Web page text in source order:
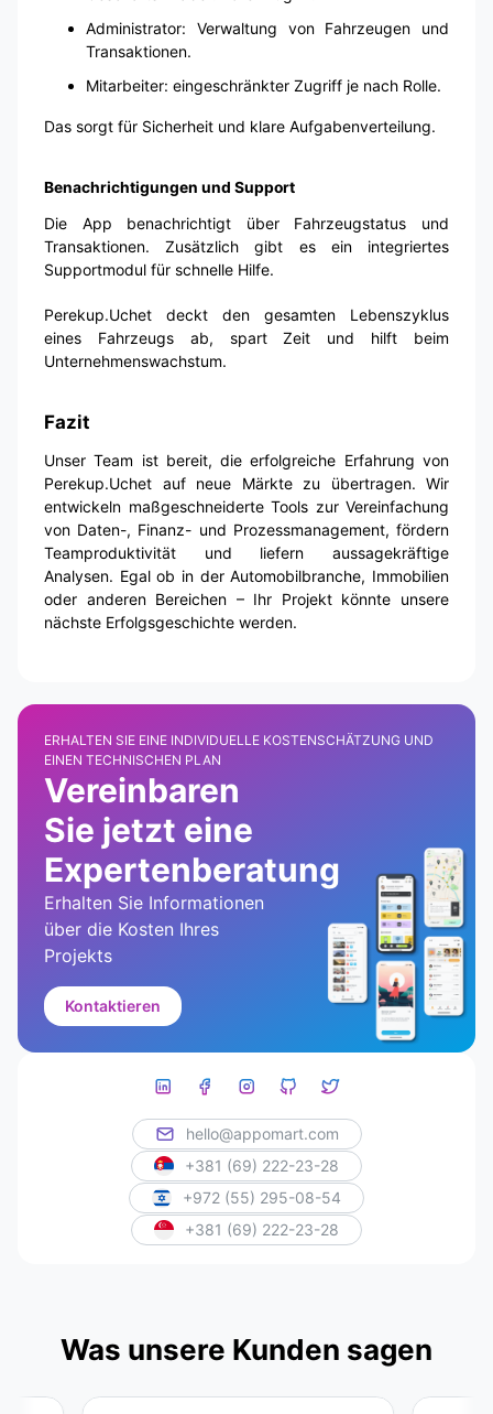
Administrator: Verwaltung von Fahrzeugen und
Transaktionen.
Mitarbeiter: eingeschränkter Zugriff je nach Rolle.
Das sorgt für Sicherheit und klare Aufgabenverteilung.
Benachrichtigungen und Support
Die App benachrichtigt über Fahrzeugstatus und
Transaktionen. Zusätzlich gibt es ein integriertes
Supportmodul für schnelle Hilfe.
Perekup.Uchet deckt den gesamten Lebenszyklus
eines Fahrzeugs ab, spart Zeit und hilft beim
Unternehmenswachstum.
Fazit
Unser Team ist bereit, die erfolgreiche Erfahrung von
Perekup.Uchet auf neue Märkte zu übertragen. Wir
entwickeln maßgeschneiderte Tools zur Vereinfachung
von Daten-, Finanz- und Prozessmanagement, fördern
Teamproduktivität und liefern aussagekräftige
Analysen. Egal ob in der Automobilbranche, Immobilien
oder anderen Bereichen – Ihr Projekt könnte unsere
nächste Erfolgsgeschichte werden.
ERHALTEN SIE EINE INDIVIDUELLE KOSTENSCHÄTZUNG UND
EINEN TECHNISCHEN PLAN
Vereinbaren
Sie jetzt eine
Expertenberatung
Erhalten Sie Informationen
über die Kosten Ihres
Projekts
Kontaktieren
hello@appomart.com
+381 (69) 222-23-28
+972 (55) 295-08-54
+381 (69) 222-23-28
Was unsere Kunden sagen